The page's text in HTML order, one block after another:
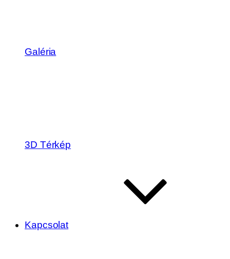
Galéria
3D Térkép
Kapcsolat